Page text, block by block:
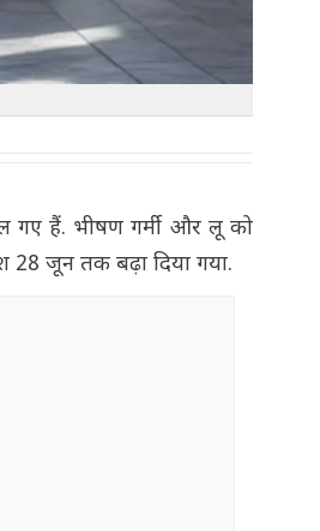
गए हैं. भीषण गर्मी और लू को
28 जून तक बढ़ा दिया गया.